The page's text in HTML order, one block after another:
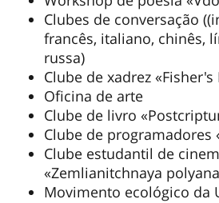
Clubes de conversação
francês, italiano, chinês,
russa)
Clube de xadrez «Fisher's
Oficina de arte
Clube de livro
Clube de programadores
Clube estudantil de
«Zemlianitchnaya
Movimento ecológico da